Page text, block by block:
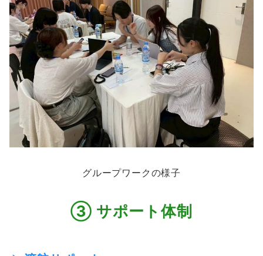
グループワークの様子
③ サポート体制